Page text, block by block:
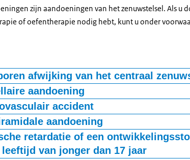
zijn aandoeningen van het zenuwstelsel. Als u
of oefentherapie nodig hebt, kunt u onder
afwijking van het centraal
spina bifida aperta (open rug).
aandoening
diagnose: Autosomaal Dominant-erfelijke Cerebellaire
Systeem Atrofie (MSA) en SpinoCerebellaire Ataxie
accident
diagnose: hersenbloeding, herseninfarct.
aandoening
diagnose: ziekte van Parkinson, ziekte van Huntington.
retardatie of een
leeftijd van jonger dan 17 jaar